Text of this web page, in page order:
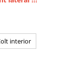
interior